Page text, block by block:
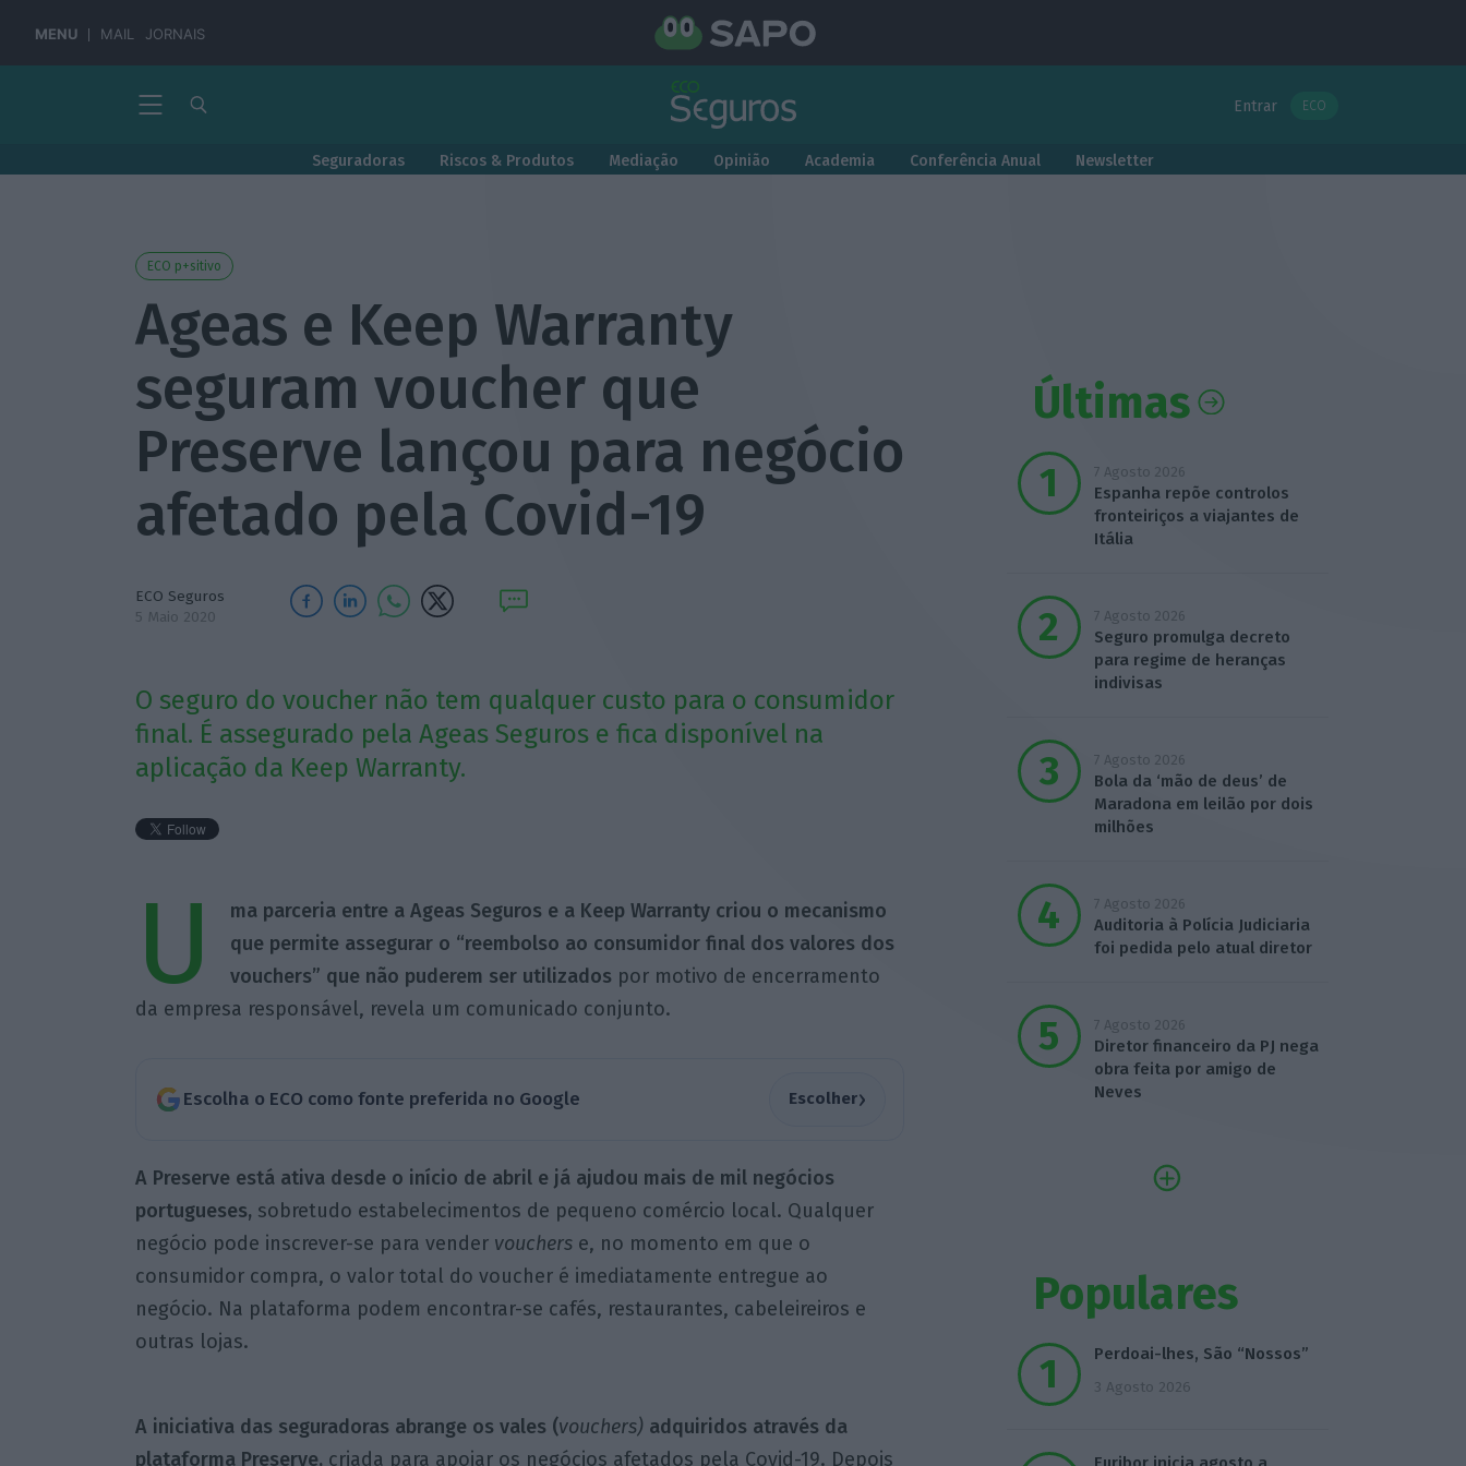
MENU MAIL JORNAIS
Entrar ECO
Seguradoras Riscos & Produtos Mediação Opinião Academia Conferência Anual Newsletter
ECO p+sitivo
Ageas e Keep Warranty
seguram voucher que
Preserve lançou para negócio
afetado pela Covid-19
ECO Seguros
5 Maio 2020
O seguro do voucher não tem qualquer custo para o consumidor
final. É assegurado pela Ageas Seguros e fica disponível na
aplicação da Keep Warranty.
U
ma parceria entre a Ageas Seguros e a Keep Warranty criou o mecanismo
que permite assegurar o “reembolso ao consumidor final dos valores dos
vouchers” que não puderem ser utilizados por motivo de encerramento
da empresa responsável, revela um comunicado conjunto.
Escolha o ECO como fonte preferida no Google Escolher›
A Preserve está ativa desde o início de abril e já ajudou mais de mil negócios
portugueses, sobretudo estabelecimentos de pequeno comércio local. Qualquer
negócio pode inscrever-se para vender voucherse, no momento em que o
consumidor compra, o valor total do voucher é imediatamente entregue ao
negócio. Na plataforma podem encontrar-se cafés, restaurantes, cabeleireiros e
outras lojas.
A iniciativa das seguradoras abrange os vales (vouchers) adquiridos através da
plataforma Preserve, criada para apoiar os negócios afetados pela Covid-19. Depois
Últimas
7 Agosto 2026
Espanha repõe controlos
fronteiriços a viajantes de
Itália
7 Agosto 2026
Seguro promulga decreto
para regime de heranças
indivisas
7 Agosto 2026
Bola da ‘mão de deus’ de
Maradona em leilão por dois
milhões
7 Agosto 2026
Auditoria à Polícia Judiciaria
foi pedida pelo atual diretor
7 Agosto 2026
Diretor financeiro da PJ nega
obra feita por amigo de
Neves
Populares
Perdoai-lhes, São “Nossos”
3 Agosto 2026